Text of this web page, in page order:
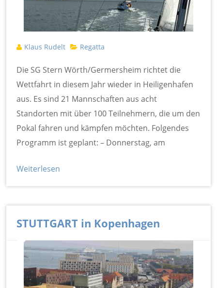
Klaus Rudelt Regatta
Die SG Stern Wörth/Germersheim richtet die
Wettfahrt in diesem Jahr wieder in Heiligenhafen
aus. Es sind 21 Mannschaften aus acht
Standorten mit über 100 Teilnehmern, die um den
Pokal fahren und kämpfen möchten. Folgendes
Programm ist geplant: – Donnerstag, am
Weiterlesen
STUTTGART in Kopenhagen